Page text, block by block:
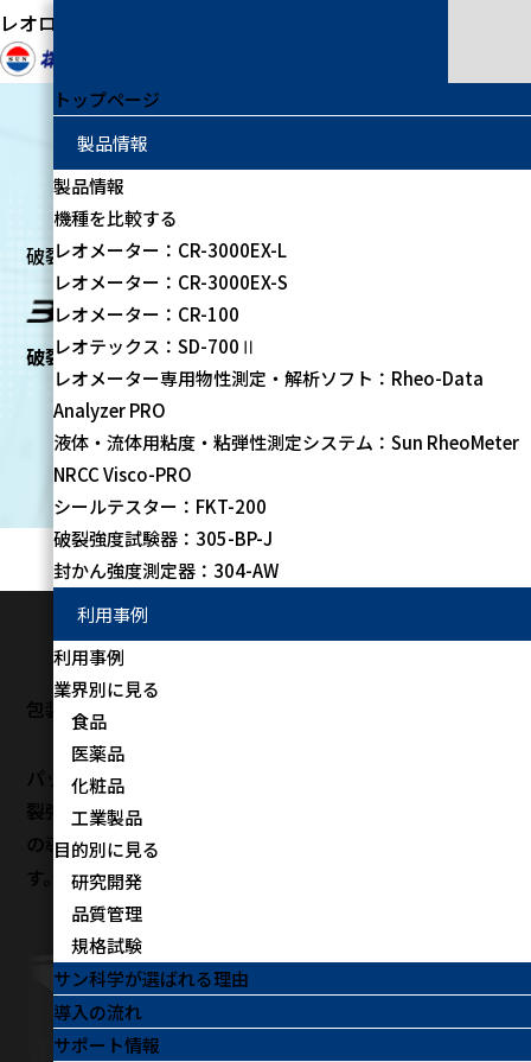
レオロジー測定装置の専門メーカー
トップページ
製品情報
製品情報
機種を比較する
レオメーター：CR-3000EX-L
レオメーター：CR-3000EX-S
レオメーター：CR-100
レオテックス：SD-700Ⅱ
レオメーター専用物性測定・解析ソフト：Rheo-Data
Analyzer PRO
液体・流体用粘度・粘弾性測定システム：Sun RheoMeter
NRCC Visco-PRO
シールテスター：FKT-200
破裂強度試験器：305-BP-J
封かん強度測定器：304-AW
利用事例
利用事例
業界別に見る
食品
医薬品
化粧品
工業製品
目的別に見る
研究開発
品質管理
規格試験
サン科学が選ばれる理由
導入の流れ
サポート情報
破裂強度試験器
破裂強度試験器：305-BP-J
トップページ 製品情報
包装容器耐圧試験専用試験器
パッケージに内圧をかけ、破裂に至る圧力を試験する破
裂強度の専用試験器。1978年から現場で活躍する信頼
の導入実績でパッケージ耐圧性を数値で確実にとらえま
す。